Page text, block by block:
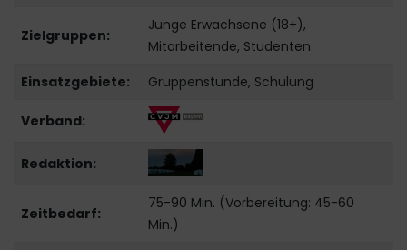
Zielgruppen:
Junge Erwachsene (18+),
Mitarbeitende, Studenten
Einsatzgebiete:
Gruppenstunde, Schulung
Verband:
Redaktion:
Zeitbedarf:
75-90 Min. (Vorbereitung: 45-60
Min.)